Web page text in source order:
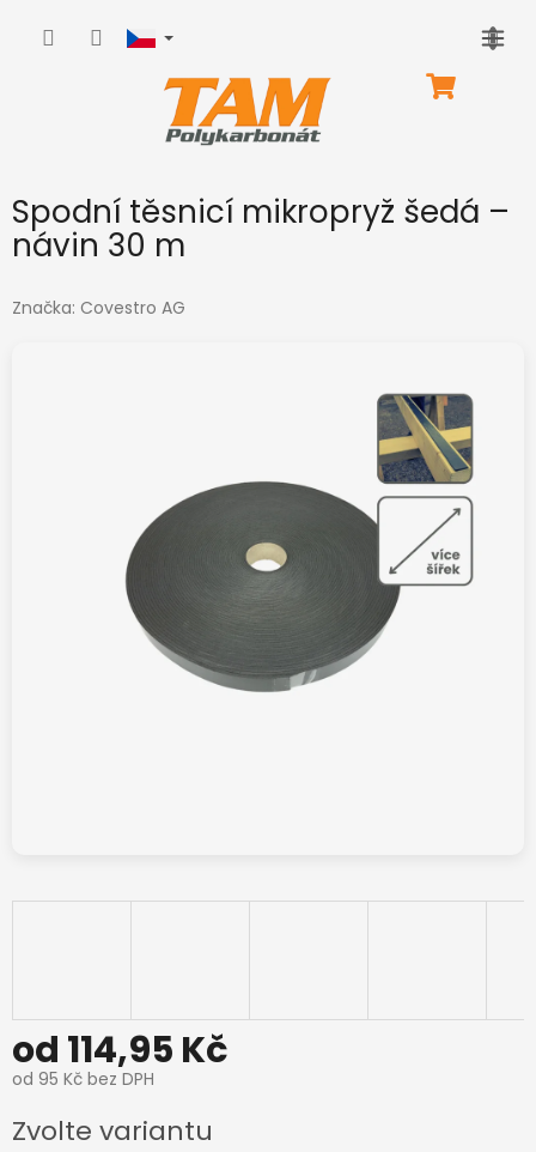
NÁKUPNÍ
Spodní těsnicí mikropryž šedá –
návin 30 m
Značka: Covestro AG
od 114,95 Kč
od 95 Kč bez DPH
cena:
Zvolte variantu